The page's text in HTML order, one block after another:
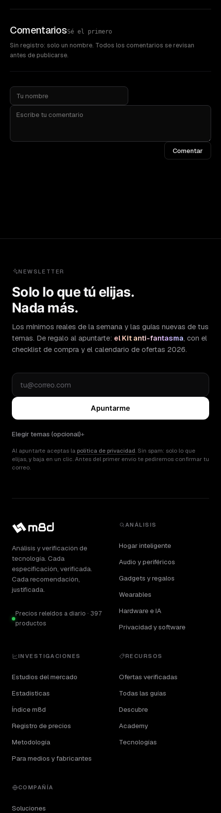
ComentariosSé el primero
Sin registro: solo un nombre. Todos los comentarios se revisan
antes de publicarse.
Comentar
NEWSLETTER
Solo lo que tú elijas.
Nada más.
Los mínimos reales de la semana y las guías nuevas de tus
temas. De regalo al apuntarte: el Kit anti-fantasma, con el
checklist de compra y el calendario de ofertas 2026.
Apuntarme
Elegir temas (opcional)
Al apuntarte aceptas la política de privacidad. Sin spam: solo lo que
elijas, y baja en un clic. Antes del primer envío te pediremos confirmar tu
correo.
Análisis y verificación de
tecnología. Cada
especificación, verificada.
Cada recomendación,
justificada.
Precios releídos a diario · 397
productos
ANÁLISIS
Hogar inteligente
Audio y periféricos
Gadgets y regalos
Wearables
Hardware e IA
Privacidad y software
INVESTIGACIONES
Estudios del mercado
Estadísticas
Índice m8d
Registro de precios
Metodología
Para medios y fabricantes
RECURSOS
Ofertas verificadas
Todas las guías
Descubre
Academy
Tecnologías
COMPAÑÍA
Soluciones